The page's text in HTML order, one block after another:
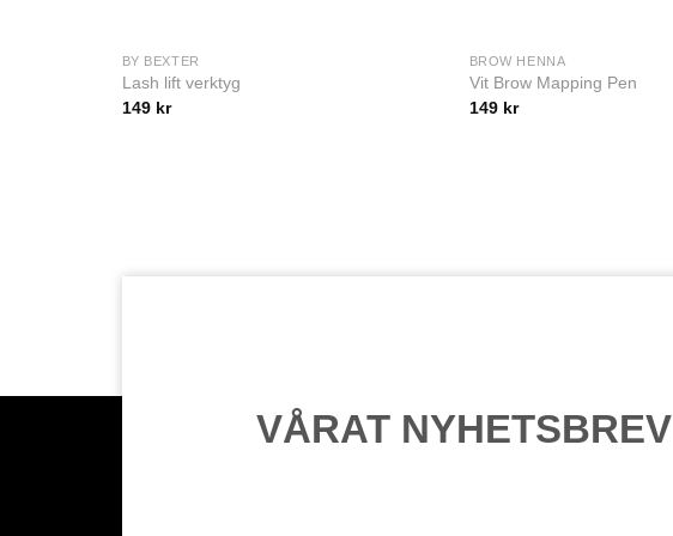
BY BEXTER
Lash lift verktyg
149 kr
BROW HENNA
Vit Brow Mapping Pen
149 kr
VÅRAT NYHETSBREV